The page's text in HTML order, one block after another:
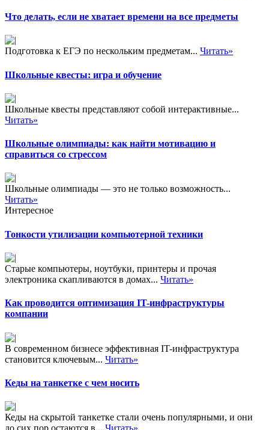
Что делать, если не хватает времени на все предметы
Подготовка к ЕГЭ по нескольким предметам... Читать»
Школьные квесты: игра и обучение
Школьные квесты представляют собой интерактивные...
Читать»
Школьные олимпиады: как найти мотивацию и
справиться со стрессом
Школьные олимпиады — это не только возможность...
Читать»
Интересное
Тонкости утилизации компьютерной техники
Старые компьютеры, ноутбуки, принтеры и прочая
электроника скапливаются в домах... Читать»
Как проводится оптимизация IT-инфраструктуры
компании
В современном бизнесе эффективная IT-инфраструктура
становится ключевым... Читать»
Кеды на танкетке с чем носить
Кеды на скрытой танкетке стали очень популярными, и они
до сих пор остаются в... Читать»